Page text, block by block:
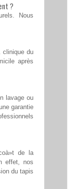
?
Nous
clinique du
après
lavage ou
garantie
de la
effet, nos
du tapis